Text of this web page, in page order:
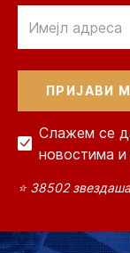
Слажем се
новостима и
⭐ 38502